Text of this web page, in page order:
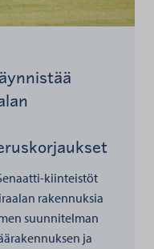
kiinteistöt
rakennuksia
suunnitelman
ja